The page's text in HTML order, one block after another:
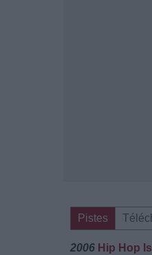
Pistes
2006 Hip Hop